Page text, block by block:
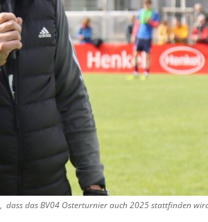
dass das BV04 Osterturnier auch 2025 stattfinden
LOFT-STIL IN
UNTERSTÜTZEN
Die Inspiration des
Werkshallen des